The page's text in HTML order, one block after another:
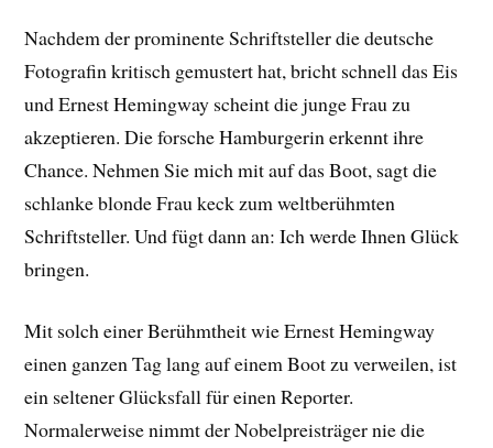
Nachdem der prominente Schriftsteller die deutsche
Fotografin kritisch gemustert hat, bricht schnell das Eis
und Ernest Hemingway scheint die junge Frau zu
akzeptieren. Die forsche Hamburgerin erkennt ihre
Chance. Nehmen Sie mich mit auf das Boot, sagt die
schlanke blonde Frau keck zum weltberühmten
Schriftsteller. Und fügt dann an: Ich werde Ihnen Glück
bringen.
Mit solch einer Berühmtheit wie Ernest Hemingway
einen ganzen Tag lang auf einem Boot zu verweilen, ist
ein seltener Glücksfall für einen Reporter.
Normalerweise nimmt der Nobelpreisträger nie die